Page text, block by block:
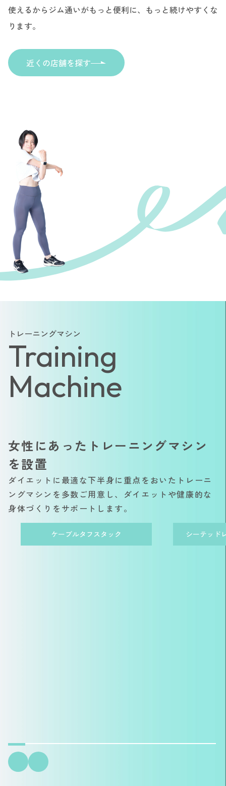
使えるからジム通いがもっと便利に、もっと続けやすくな
ります。
近くの店舗を探す
トレーニングマシン
Training
Machine
女性にあったトレーニングマシン
を設置
ダイエットに最適な下半身に重点をおいたトレーニ
ングマシンを多数ご用意し、ダイエットや健康的な
身体づくりをサポートします。
ケーブルタフスタック シーテッド